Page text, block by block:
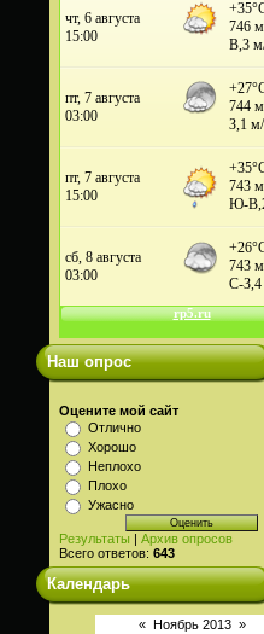
Наш опрос
Оцените мой сайт
Отлично
Хорошо
Неплохо
Плохо
Ужасно
Результаты | Архив опросов
Всего ответов: 643
Календарь
« Ноябрь 2013 »